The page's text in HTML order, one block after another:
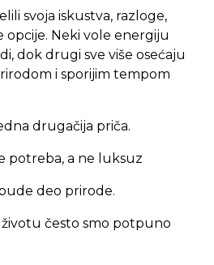
svoja iskustva, razloge,
opcije. Neki vole energiju
dok drugi sve više osećaju
i sporijim tempom
drugačija priča.
potreba, a ne luksuz
deo prirode.
često smo potpuno